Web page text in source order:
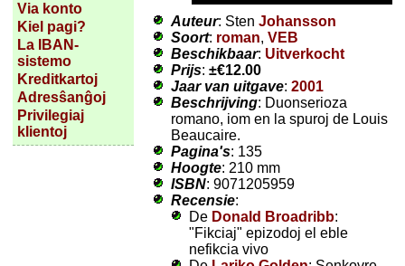
Via konto
Kiel pagi?
La IBAN-
sistemo
Kreditkartoj
Adresŝanĝoj
Privilegiaj
klientoj
Auteur: Sten Johansson
Soort: roman, VEB
Beschikbaar: Uitverkocht
Prijs: ±€12.00
Jaar van uitgave: 2001
Beschrijving: Duonserioza
romano, iom en la spuroj de Louis
Beaucaire.
Pagina's: 135
Hoogte: 210 mm
ISBN: 9071205959
Recensie:
De Donald Broadribb:
"Fikciaj" epizodoj el eble
nefikcia vivo